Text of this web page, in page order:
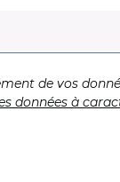
de vos
données à